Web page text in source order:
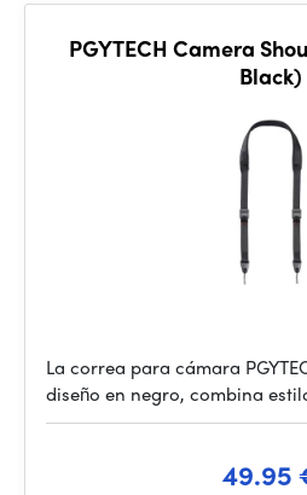
PGYTECH Camera
Black)
La correa para cámara
diseño en negro, combina
49.95